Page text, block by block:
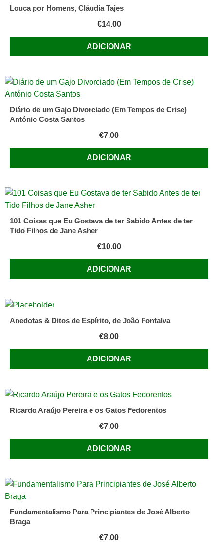
Louca por Homens, Cláudia Tajes
€14.00
ADICIONAR
Diário de um Gajo Divorciado (Em Tempos de Crise)
António Costa Santos
€7.00
ADICIONAR
101 Coisas que Eu Gostava de ter Sabido Antes de ter
Tido Filhos de Jane Asher
€10.00
ADICIONAR
Anedotas & Ditos de Espírito, de João Fontalva
€8.00
ADICIONAR
Ricardo Araújo Pereira e os Gatos Fedorentos
€7.00
ADICIONAR
Fundamentalismo Para Principiantes de José Alberto
Braga
€7.00